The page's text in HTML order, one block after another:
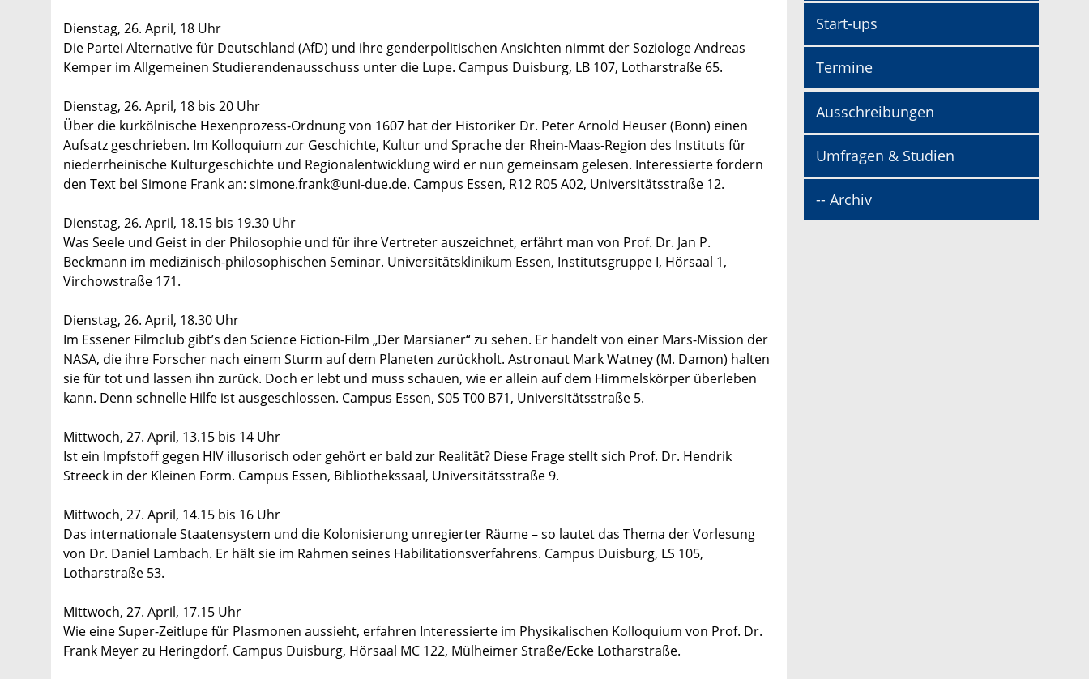
Dienstag, 26. April, 18 Uhr
Die Partei Alternative für Deutschland (AfD) und ihre genderpolitischen Ansichten nimmt der Soziologe Andreas
Kemper im Allgemeinen Studierendenausschuss unter die Lupe. Campus Duisburg, LB 107, Lotharstraße 65.
Dienstag, 26. April, 18 bis 20 Uhr
Über die kurkölnische Hexenprozess-Ordnung von 1607 hat der Historiker Dr. Peter Arnold Heuser (Bonn) einen
Aufsatz geschrieben. Im Kolloquium zur Geschichte, Kultur und Sprache der Rhein-Maas-Region des Instituts für
niederrheinische Kulturgeschichte und Regionalentwicklung wird er nun gemeinsam gelesen. Interessierte fordern
den Text bei Simone Frank an: simone.frank@uni-due.de. Campus Essen, R12 R05 A02, Universitätsstraße 12.
Dienstag, 26. April, 18.15 bis 19.30 Uhr
Was Seele und Geist in der Philosophie und für ihre Vertreter auszeichnet, erfährt man von Prof. Dr. Jan P.
Beckmann im medizinisch-philosophischen Seminar. Universitätsklinikum Essen, Institutsgruppe I, Hörsaal 1,
Virchowstraße 171.
Dienstag, 26. April, 18.30 Uhr
Im Essener Filmclub gibt’s den Science Fiction-Film „Der Marsianer“ zu sehen. Er handelt von einer Mars-Mission der
NASA, die ihre Forscher nach einem Sturm auf dem Planeten zurückholt. Astronaut Mark Watney (M. Damon) halten
sie für tot und lassen ihn zurück. Doch er lebt und muss schauen, wie er allein auf dem Himmelskörper überleben
kann. Denn schnelle Hilfe ist ausgeschlossen. Campus Essen, S05 T00 B71, Universitätsstraße 5.
Mittwoch, 27. April, 13.15 bis 14 Uhr
Ist ein Impfstoff gegen HIV illusorisch oder gehört er bald zur Realität? Diese Frage stellt sich Prof. Dr. Hendrik
Streeck in der Kleinen Form. Campus Essen, Bibliothekssaal, Universitätsstraße 9.
Mittwoch, 27. April, 14.15 bis 16 Uhr
Das internationale Staatensystem und die Kolonisierung unregierter Räume – so lautet das Thema der Vorlesung
von Dr. Daniel Lambach. Er hält sie im Rahmen seines Habilitationsverfahrens. Campus Duisburg, LS 105,
Lotharstraße 53.
Mittwoch, 27. April, 17.15 Uhr
Wie eine Super-Zeitlupe für Plasmonen aussieht, erfahren Interessierte im Physikalischen Kolloquium von Prof. Dr.
Frank Meyer zu Heringdorf. Campus Duisburg, Hörsaal MC 122, Mülheimer Straße/Ecke Lotharstraße.
Start-ups
Termine
Ausschreibungen
Umfragen & Studien
-- Archiv